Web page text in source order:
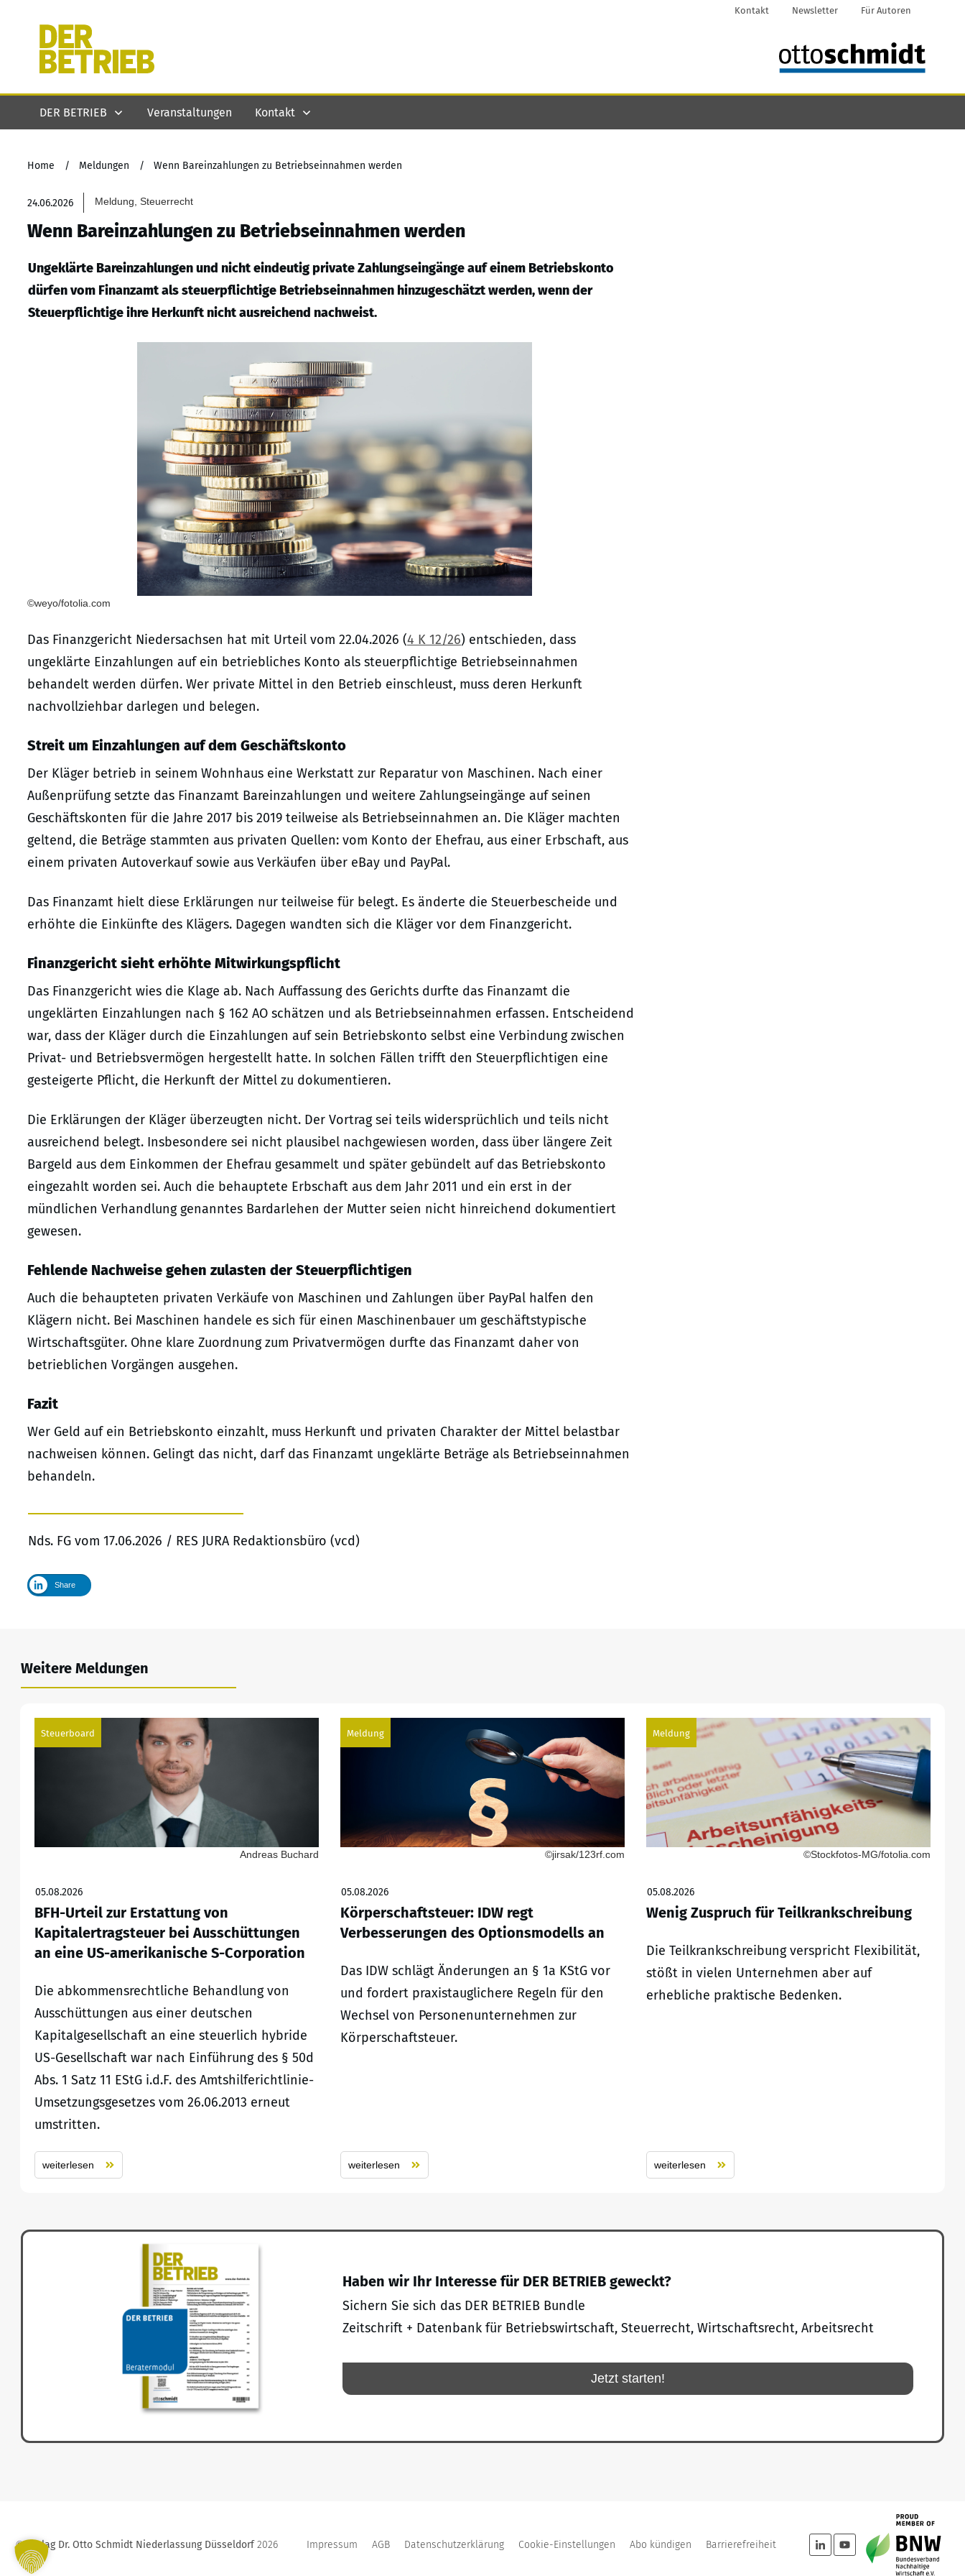
Kontakt Newsletter Für Autoren
DER BETRIEB Veranstaltungen Kontakt
Home / Meldungen / Wenn Bareinzahlungen zu Betriebseinnahmen werden
24.06.2026 Meldung, Steuerrecht
Wenn Bareinzahlungen zu Betriebseinnahmen werden
Ungeklärte Bareinzahlungen und nicht eindeutig private Zahlungseingänge auf einem Betriebskonto
dürfen vom Finanzamt als steuerpflichtige Betriebseinnahmen hinzugeschätzt werden, wenn der
Steuerpflichtige ihre Herkunft nicht ausreichend nachweist.
©weyo/fotolia.com
Das Finanzgericht Niedersachsen hat mit Urteil vom 22.04.2026 (4 K 12/26) entschieden, dass
ungeklärte Einzahlungen auf ein betriebliches Konto als steuerpflichtige Betriebseinnahmen
behandelt werden dürfen. Wer private Mittel in den Betrieb einschleust, muss deren Herkunft
nachvollziehbar darlegen und belegen.
Streit um Einzahlungen auf dem Geschäftskonto
Der Kläger betrieb in seinem Wohnhaus eine Werkstatt zur Reparatur von Maschinen. Nach einer
Außenprüfung setzte das Finanzamt Bareinzahlungen und weitere Zahlungseingänge auf seinen
Geschäftskonten für die Jahre 2017 bis 2019 teilweise als Betriebseinnahmen an. Die Kläger machten
geltend, die Beträge stammten aus privaten Quellen: vom Konto der Ehefrau, aus einer Erbschaft, aus
einem privaten Autoverkauf sowie aus Verkäufen über eBay und PayPal.
Das Finanzamt hielt diese Erklärungen nur teilweise für belegt. Es änderte die Steuerbescheide und
erhöhte die Einkünfte des Klägers. Dagegen wandten sich die Kläger vor dem Finanzgericht.
Finanzgericht sieht erhöhte Mitwirkungspflicht
Das Finanzgericht wies die Klage ab. Nach Auffassung des Gerichts durfte das Finanzamt die
ungeklärten Einzahlungen nach § 162 AO schätzen und als Betriebseinnahmen erfassen. Entscheidend
war, dass der Kläger durch die Einzahlungen auf sein Betriebskonto selbst eine Verbindung zwischen
Privat- und Betriebsvermögen hergestellt hatte. In solchen Fällen trifft den Steuerpflichtigen eine
gesteigerte Pflicht, die Herkunft der Mittel zu dokumentieren.
Die Erklärungen der Kläger überzeugten nicht. Der Vortrag sei teils widersprüchlich und teils nicht
ausreichend belegt. Insbesondere sei nicht plausibel nachgewiesen worden, dass über längere Zeit
Bargeld aus dem Einkommen der Ehefrau gesammelt und später gebündelt auf das Betriebskonto
eingezahlt worden sei. Auch die behauptete Erbschaft aus dem Jahr 2011 und ein erst in der
mündlichen Verhandlung genanntes Bardarlehen der Mutter seien nicht hinreichend dokumentiert
gewesen.
Fehlende Nachweise gehen zulasten der Steuerpflichtigen
Auch die behaupteten privaten Verkäufe von Maschinen und Zahlungen über PayPal halfen den
Klägern nicht. Bei Maschinen handele es sich für einen Maschinenbauer um geschäftstypische
Wirtschaftsgüter. Ohne klare Zuordnung zum Privatvermögen durfte das Finanzamt daher von
betrieblichen Vorgängen ausgehen.
Fazit
Wer Geld auf ein Betriebskonto einzahlt, muss Herkunft und privaten Charakter der Mittel belastbar
nachweisen können. Gelingt das nicht, darf das Finanzamt ungeklärte Beträge als Betriebseinnahmen
behandeln.
Nds. FG vom 17.06.2026 / RES JURA Redaktionsbüro (vcd)
Share
Weitere Meldungen
Steuerboard
Andreas Buchard
05.08.2026
BFH-Urteil zur Erstattung von
Kapitalertragsteuer bei Ausschüttungen
an eine US-amerikanische S-Corporation
Die abkommensrechtliche Behandlung von
Ausschüttungen aus einer deutschen
Kapitalgesellschaft an eine steuerlich hybride
US-Gesellschaft war nach Einführung des § 50d
Abs. 1 Satz 11 EStG i.d.F. des Amtshilferichtlinie-
Umsetzungsgesetzes vom 26.06.2013 erneut
umstritten.
weiterlesen
Meldung
©jirsak/123rf.com
05.08.2026
Körperschaftsteuer: IDW regt
Verbesserungen des Optionsmodells an
Das IDW schlägt Änderungen an § 1a KStG vor
und fordert praxistauglichere Regeln für den
Wechsel von Personenunternehmen zur
Körperschaftsteuer.
weiterlesen
Meldung
©Stockfotos-MG/fotolia.com
05.08.2026
Wenig Zuspruch für Teilkrankschreibung
Die Teilkrankschreibung verspricht Flexibilität,
stößt in vielen Unternehmen aber auf
erhebliche praktische Bedenken.
weiterlesen
Haben wir Ihr Interesse für DER BETRIEB geweckt?
Sichern Sie sich das DER BETRIEB Bundle
Zeitschrift + Datenbank für Betriebswirtschaft, Steuerrecht, Wirtschaftsrecht, Arbeitsrecht
Jetzt starten!
© Verlag Dr. Otto Schmidt Niederlassung Düsseldorf 2026 Impressum AGB Datenschutzerklärung Cookie-Einstellungen Abo kündigen Barrierefreiheit